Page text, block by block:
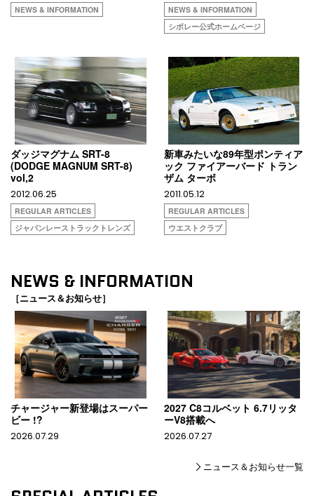
NEWS & INFORMATION
NEWS & INFORMATION
シボレー公式ホームページ
ダッジマグナム SRT-8
(DODGE MAGNUM SRT-8)
vol,2
2012.06.25
REGULAR ARTICLES
ジャパンレーストラックトレンズ
新車みたいな89年型ポンティア
ック ファイアーバード トラン
ザム ターボ
2011.05.12
REGULAR ARTICLES
ウエストクラブ
NEWS & INFORMATION
［ニュース＆お知らせ］
チャージャー新登場はスーパー
ビー !?
2026.07.29
2027 C8コルベット 6.7リッタ
ーV8搭載へ
2026.07.27
ニュース＆お知らせ一覧